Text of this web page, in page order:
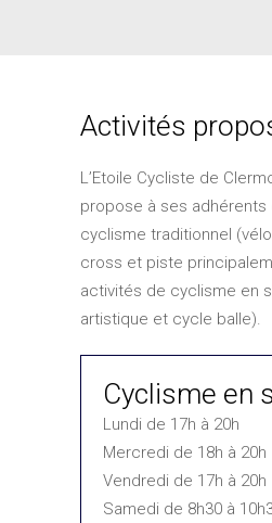
Activités
L’Etoile Cycliste de
propose à ses
cyclisme traditionnel
cross et piste
activités de cyclisme en
artistique et cycle balle).
Cyclisme en
Lundi de 17h à 20h
Mercredi de 18h à 20h
Vendredi de 17h à 20h
Samedi de 8h30 à